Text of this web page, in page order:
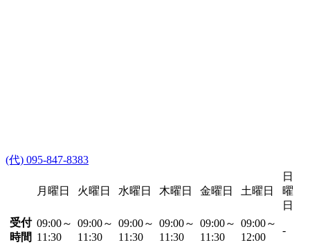
(代) 095-847-8383
月曜日 火曜日 水曜日 木曜日 金曜日 土曜日
日
曜
日
受付
時間
09:00～
11:30
09:00～
11:30
09:00～
11:30
09:00～
11:30
09:00～
11:30
09:00～
12:00
-